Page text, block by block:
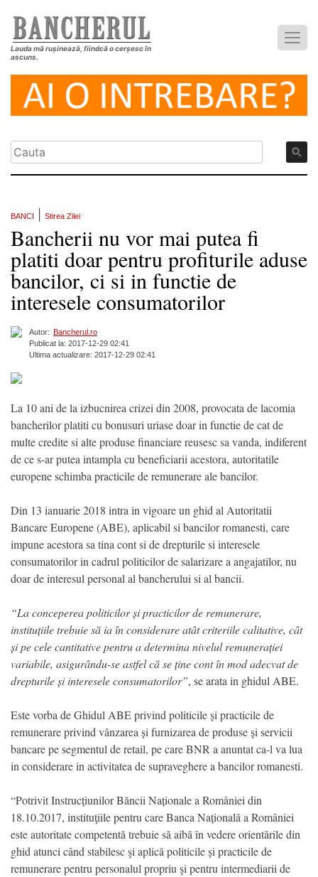
Lauda mă rușinează, fiindcă o cerșesc în
ascuns.
BANCI Stirea Zilei
Bancherii nu vor mai putea fi
platiti doar pentru profiturile aduse
bancilor, ci si in functie de
interesele consumatorilor
Autor: Bancherul.ro
Publicat la: 2017-12-29 02:41
Ultima actualizare: 2017-12-29 02:41
La 10 ani de la izbucnirea crizei din 2008, provocata de lacomia
bancherilor platiti cu bonusuri uriase doar in functie de cat de
multe credite si alte produse financiare reusesc sa vanda, indiferent
de ce s-ar putea intampla cu beneficiarii acestora, autoritatile
europene schimba practicile de remunerare ale bancilor.
Din 13 ianuarie 2018 intra in vigoare un ghid al Autoritatii
Bancare Europene (ABE), aplicabil si bancilor romanesti, care
impune acestora sa tina cont si de drepturile si interesele
consumatorilor in cadrul politicilor de salarizare a angajatilor, nu
doar de interesul personal al bancherului si al bancii.
“La conceperea politicilor și practicilor de remunerare,
instituțiile trebuie să ia în considerare atât criteriile calitative, cât
și pe cele cantitative pentru a determina nivelul remunerației
variabile, asigurându-se astfel că se ține cont în mod adecvat de
drepturile și interesele consumatorilor”, se arata in ghidul ABE.
Este vorba de Ghidul ABE privind politicile și practicile de
remunerare privind vânzarea și furnizarea de produse și servicii
bancare pe segmentul de retail, pe care BNR a anuntat ca-l va lua
in considerare in activitatea de supraveghere a bancilor romanesti.
“Potrivit Instrucțiunilor Băncii Naționale a României din
18.10.2017, instituţiile pentru care Banca Națională a României
este autoritate competentă trebuie să aibă în vedere orientările din
ghid atunci când stabilesc şi aplică politicile și practicile de
remunerare pentru personalul propriu şi pentru intermediarii de